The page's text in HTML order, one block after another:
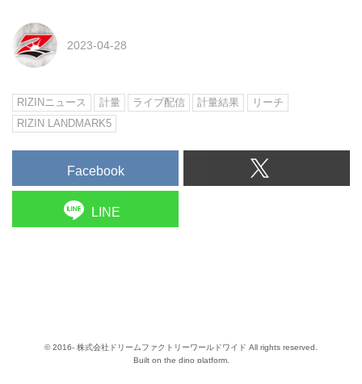
2023-04-28
RIZINニュース 計量 ライブ配信 計量結果
リーチ
RIZIN LANDMARK5
Facebook
LINE
© 2016- 株式会社ドリームファクトリーワールドワイド All rights reserved.
Built on the dino platform.